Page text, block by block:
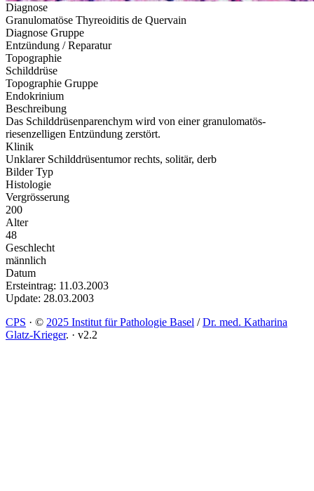
Diagnose
Granulomatöse Thyreoiditis de Quervain
Diagnose Gruppe
Entzündung / Reparatur
Topographie
Schilddrüse
Topographie Gruppe
Endokrinium
Beschreibung
Das Schilddrüsenparenchym wird von einer granulomatös-
riesenzelligen Entzündung zerstört.
Klinik
Unklarer Schilddrüsentumor rechts, solitär, derb
Bilder Typ
Histologie
Vergrösserung
200
Alter
48
Geschlecht
männlich
Datum
Ersteintrag: 11.03.2003
Update: 28.03.2003
CPS · © 2025 Institut für Pathologie Basel /Dr. med. Katharina
Glatz-Krieger. · v2.2